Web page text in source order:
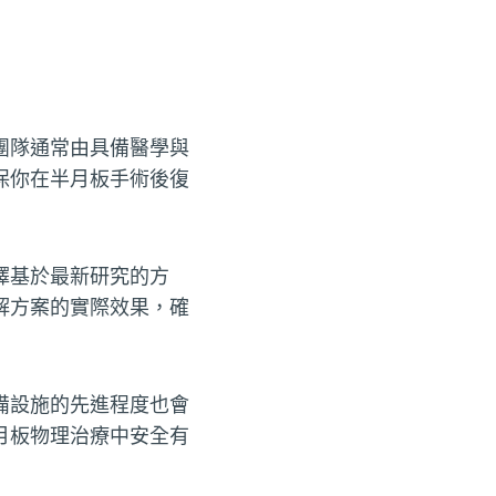
隊通常由具備醫學與
你在半月板手術後復
基於最新研究的方
方案的實際效果，確
設施的先進程度也會
板物理治療中安全有